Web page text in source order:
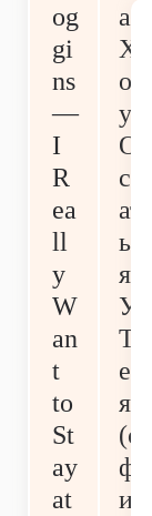
og
gi
ns
—
I
R
ea
ll
y
W
an
t
to
St
ay
at
а
Х
оч
у
О
ст
ат
ьс
я
У
Т
еб
я
(о
ф
и